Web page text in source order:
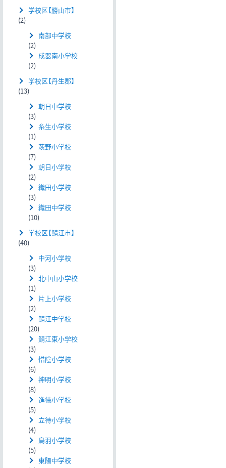
学校区【勝山市】
(2)
南部中学校
(2)
成器南小学校
(2)
学校区【丹生郡】
(13)
朝日中学校
(3)
糸生小学校
(1)
萩野小学校
(7)
朝日小学校
(2)
織田小学校
(3)
織田中学校
(10)
学校区【鯖江市】
(40)
中河小学校
(3)
北中山小学校
(1)
片上小学校
(2)
鯖江中学校
(20)
鯖江東小学校
(3)
惜陰小学校
(6)
神明小学校
(8)
進徳小学校
(5)
立待小学校
(4)
鳥羽小学校
(5)
東陽中学校